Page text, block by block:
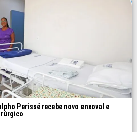
Perissé recebe novo enxoval e